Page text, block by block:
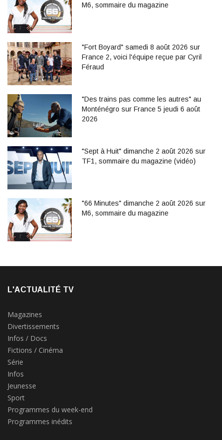
M6, sommaire du magazine
"Fort Boyard" samedi 8 août 2026 sur
France 2, voici l'équipe reçue par Cyril
Féraud
"Des trains pas comme les autres" au
Monténégro sur France 5 jeudi 6 août
2026
"Sept à Huit" dimanche 2 août 2026 sur
TF1, sommaire du magazine (vidéo)
"66 Minutes" dimanche 2 août 2026 sur
M6, sommaire du magazine
L'ACTUALITÉ TV
Magazines
Divertissements
Infos / Docs
Fictions / Cinéma
Série
Infos
Jeunesse
Sport
Programmes du week-end
Programmes inédits